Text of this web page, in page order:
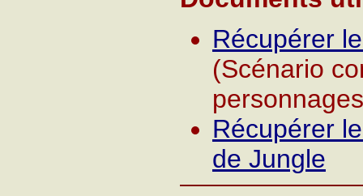
Récupérer
(Scénario
Récupérer
de Jungle